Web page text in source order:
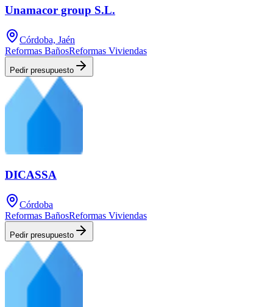
Unamacor group S.L.
Córdoba, Jaén
Reformas BañosReformas Viviendas
Pedir presupuesto
DICASSA
Córdoba
Reformas BañosReformas Viviendas
Pedir presupuesto